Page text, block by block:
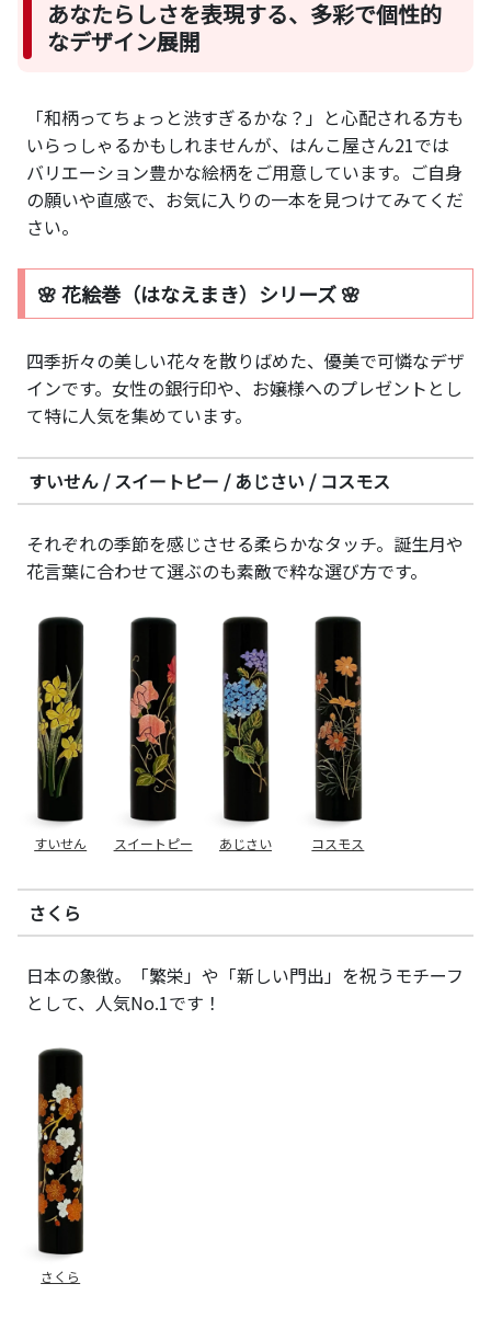
あなたらしさを表現する、多彩で個性的
なデザイン展開
「和柄ってちょっと渋すぎるかな？」と心配される方も
いらっしゃるかもしれませんが、はんこ屋さん21では
バリエーション豊かな絵柄をご用意しています。ご自身
の願いや直感で、お気に入りの一本を見つけてみてくだ
さい。
🌸 花絵巻（はなえまき）シリーズ 🌸
四季折々の美しい花々を散りばめた、優美で可憐なデザ
インです。女性の銀行印や、お嬢様へのプレゼントとし
て特に人気を集めています。
すいせん / スイートピー / あじさい / コスモス
それぞれの季節を感じさせる柔らかなタッチ。誕生月や
花言葉に合わせて選ぶのも素敵で粋な選び方です。
すいせん スイートピー あじさい コスモス
さくら
日本の象徴。「繁栄」や「新しい門出」を祝うモチーフ
として、人気No.1です！
さくら